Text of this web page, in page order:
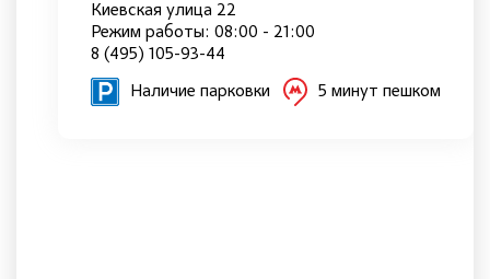
Киевская улица 22
Режим работы: 08:00 - 21:00
8 (495) 105-93-44
Наличие парковки 5 минут пешком